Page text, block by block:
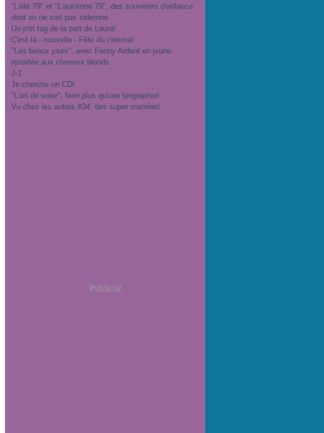
"L'été 79" et "L'automne 79", des souvenirs d'enfance
dont on ne sort pas indemne...
Un p'tit tag de la part de Laura!
C'est la - nouvelle - Fête du cinéma!
"Les beaux jours", avec Fanny Ardant en jeune
retraitée aux cheveux blonds
J-1
Je cherche un CDI
"L'art de voler", bien plus qu'une biographie!
Vu chez les autres #34: des super mamies!
Publicité